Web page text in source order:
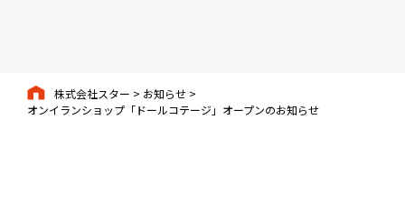
株式会社スター > お知らせ >
オンイランショップ「ドールコテージ」オープンのお知らせ